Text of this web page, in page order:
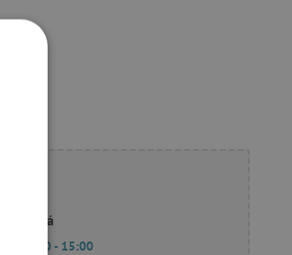
Hodková
- Pá 9:00 - 15:00